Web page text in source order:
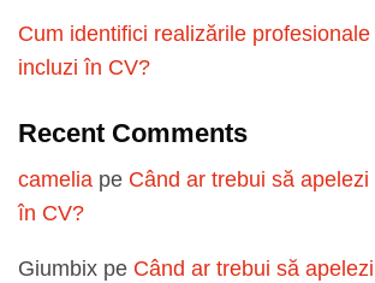
Cum identifici realizările
incluzi în CV?
Recent Comments
camelia pe Când ar trebui să
în CV?
Giumbix pe Când ar trebui să